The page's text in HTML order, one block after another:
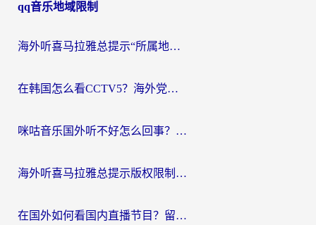
qq音乐地域限制
海外听喜马拉雅总提示“所属地区暂时无版权”？这个限制解除方法亲测有效！
在韩国怎么看CCTV5？海外党体育赛事+中文解说观看终极指南
咪咕音乐国外听不好怎么回事？海外党听歌自由的终极解决方案来了
海外听喜马拉雅总提示版权限制？3步解决+2个音乐平台问题全攻略
在国外如何看国内直播节目？留学生亲测有效的追剧加速指南